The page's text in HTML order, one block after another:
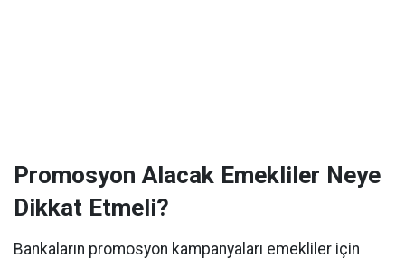
Promosyon Alacak Emekliler Neye
Dikkat Etmeli?
Bankaların promosyon kampanyaları emekliler için